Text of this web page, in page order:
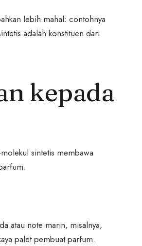
lebih mahal: contohnya
adalah konstituen dari
kepada
sintetis membawa
atau note marin, misalnya,
palet pembuat parfum.